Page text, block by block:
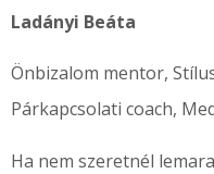
Ladányi Beáta
Önbizalom mentor,
Párkapcsolati coach,
Ha nem szeretnél